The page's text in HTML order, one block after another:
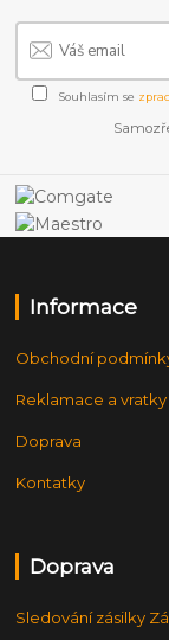
Souhlasím se
Informace
Obchodní
Reklamace a vratky
Doprava
Kontatky
Doprava
Sledování zásilky